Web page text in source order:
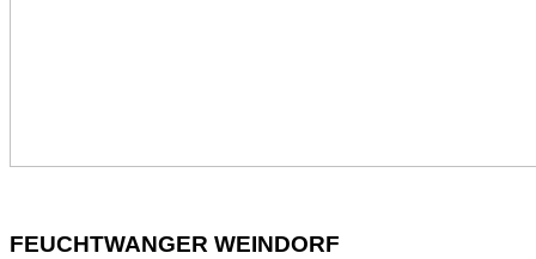
FEUCHTWANGER WEINDORF